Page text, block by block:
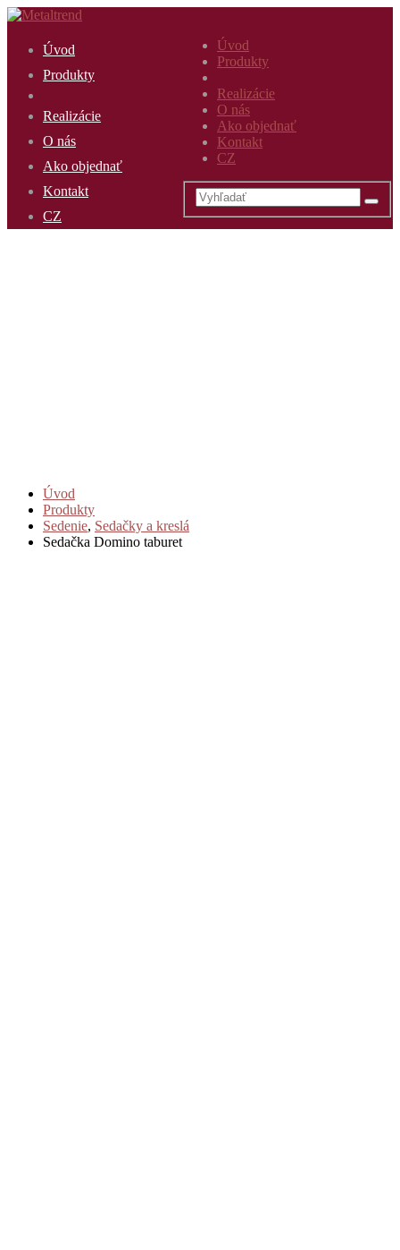
Úvod
Produkty
Realizácie
O nás
Ako objednať
Kontakt
CZ
Úvod
Produkty
Realizácie
O nás
Ako objednať
Kontakt
CZ
Úvod
Produkty
Sedenie, Sedačky a kreslá
Sedačka Domino taburet